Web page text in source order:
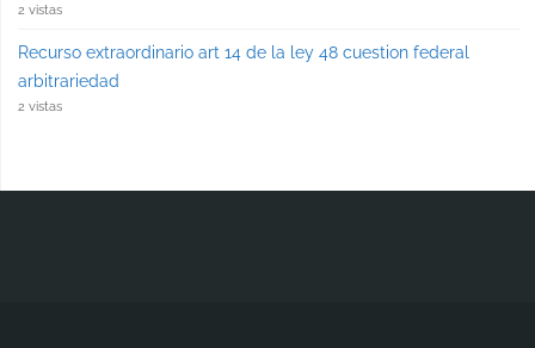
2 vistas
Recurso extraordinario art 14 de la ley 48 cuestion federal
arbitrariedad
2 vistas